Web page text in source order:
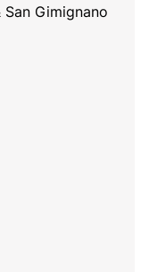
San Gimignano